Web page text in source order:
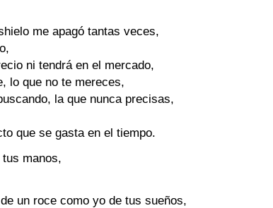
me apagó tantas veces,
ni tendrá en el mercado,
lo que no te mereces,
la que nunca precisas,
que se gasta en el tiempo.
manos,
un roce como yo de tus sueños,